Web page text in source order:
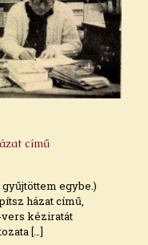
című
egybe.)
házat című,
kéziratát
[…]